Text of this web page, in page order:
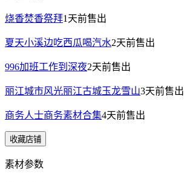
烧香焚香祭拜1天前售出
夏天小溪边吃西瓜喝汽水2天前售出
996加班工作到深夜2天前售出
丽江城市风光丽江古城玉龙雪山3天前售出
商务人士商务素材合集4天前售出
收藏店铺
素材参数